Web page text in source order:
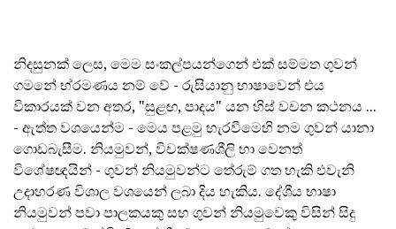
නිදසුනක් ලෙස, මෙම සංකල්පයන්ගෙන් එක් සම්මත ගුවන්
ගමනේ භ්රමණය නම් වේ - රුසියානු භාෂාවෙන් එය
විකාරයක් වන අතර, "සුළඟ, පාදය" යන හිස් වචන කථනය ...
- ඇත්ත වශයෙන්ම - මෙය පළමු හැරවීමෙහි නම ගුවන් යානා
ගොඩබැසීම. නියමුවන්, විචක්ෂණශීලි හා වෙනත්
විශේෂඥයින් - ගුවන් නියමුවන්ට තේරුම් ගත හැකි එවැනි
උදාහරණ විශාල වශයෙන් ලබා දිය හැකිය. දේශීය භාෂා
නියමුවන් පවා පාලකයකු සහ ගුවන් නියමුවෙකු විසින් සිදු